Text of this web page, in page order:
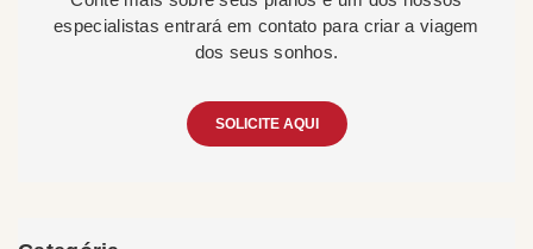
especialistas entrará em contato para criar a viagem
dos seus sonhos.
SOLICITE AQUI